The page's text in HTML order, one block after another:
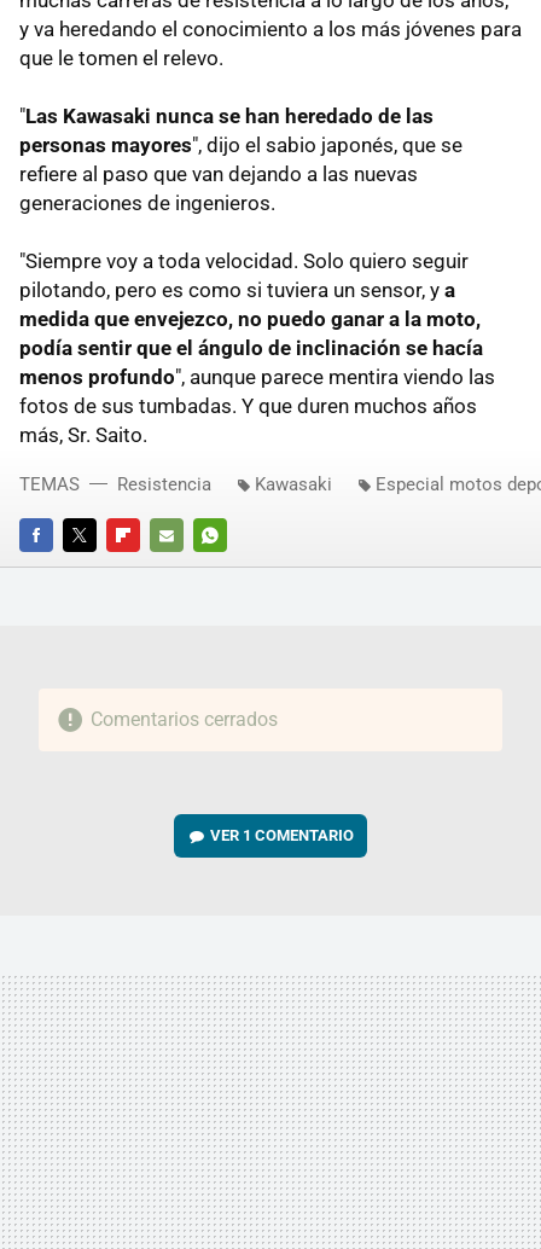
y va heredando el conocimiento a los más jóvenes para
que le tomen el relevo.
"Las Kawasaki nunca se han heredado de las
personas mayores", dijo el sabio japonés, que se
refiere al paso que van dejando a las nuevas
generaciones de ingenieros.
"Siempre voy a toda velocidad. Solo quiero seguir
pilotando, pero es como si tuviera un sensor, y a
medida que envejezco, no puedo ganar a la moto,
podía sentir que el ángulo de inclinación se hacía
menos profundo", aunque parece mentira viendo las
fotos de sus tumbadas. Y que duren muchos años
más, Sr. Saito.
FACEBOOKTWITTERFLIPBOARD
E-
WHATSAPP
TEMAS Resistencia Kawasaki Especial motos
Comentarios cerrados
VER 1 COMENTARIO